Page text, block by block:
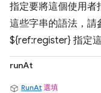
指定要將這個使用者
這些字串的語法，請
${ref:register} 指定這
runAt
RunAt 選填